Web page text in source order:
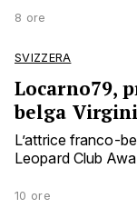
8 ore
SVIZZERA
Locarno79,
belga
L’attrice franco-
Leopard Club
10 ore